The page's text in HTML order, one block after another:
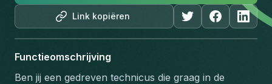
Link kopiëren
Functieomschrijving
Ben jij een gedreven technicus die graag in de